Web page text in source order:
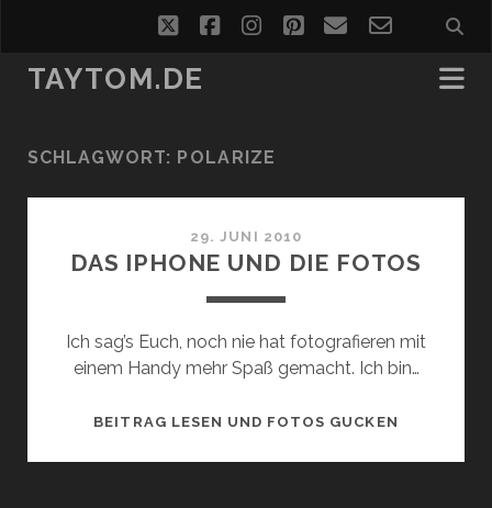
twitterfacebookinstagram
pinterest
emailemail-
form
TAYTOM.DE
SCHLAGWORT: POLARIZE
29. JUNI 2010
DAS IPHONE UND DIE FOTOS
Ich sag’s Euch, noch nie hat fotografieren mit
einem Handy mehr Spaß gemacht. Ich bin…
BEITRAG LESEN UND FOTOS GUCKEN